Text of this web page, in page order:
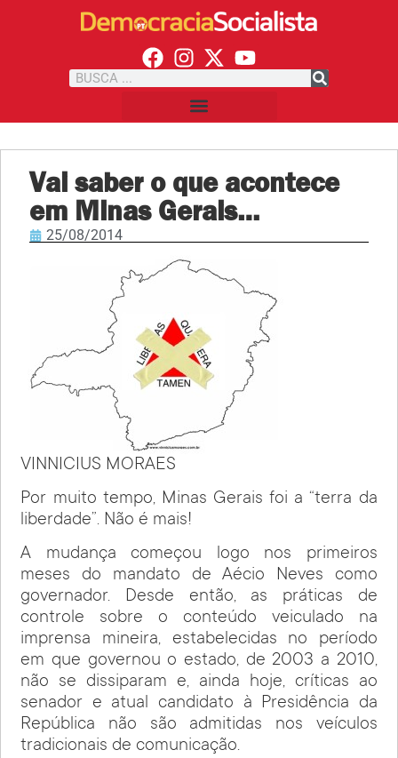
Vai saber o que acontece
em Minas Gerais…
25/08/2014
VINNICIUS MORAES
Por muito tempo, Minas Gerais foi a “terra da
liberdade”. Não é mais!
A mudança começou logo nos primeiros
meses do mandato de Aécio Neves como
governador. Desde então, as práticas de
controle sobre o conteúdo veiculado na
imprensa mineira, estabelecidas no período
em que governou o estado, de 2003 a 2010,
não se dissiparam e, ainda hoje, críticas ao
senador e atual candidato à Presidência da
República não são admitidas nos veículos
tradicionais de comunicação.